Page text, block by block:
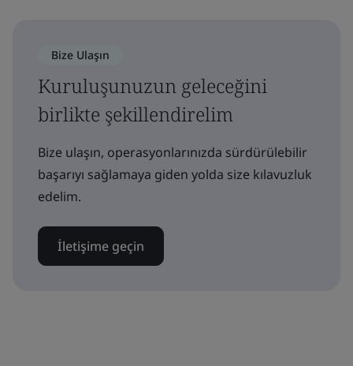
Bize Ulaşın
Kuruluşunuzun geleceğini
birlikte şekillendirelim
Bize ulaşın, operasyonlarınızda sürdürülebilir
başarıyı sağlamaya giden yolda size kılavuzluk
edelim.
İletişime geçin